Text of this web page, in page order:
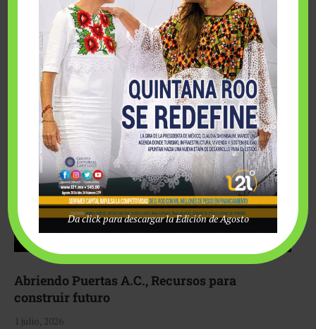
Fairmont Mayakoba y Make-A-Wish México unieron
esfuerzos para hacer realidad el deseo de una …
Abriendo Puertas A.C., Recursos para
construir futuro
1 julio, 2026
Da click para descargar la Edición de Agosto